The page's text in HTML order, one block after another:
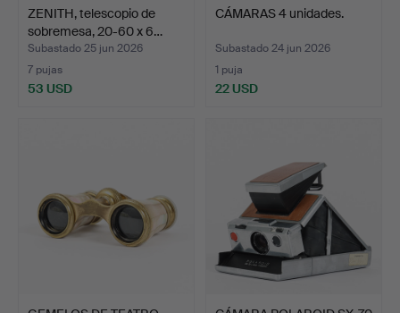
ZENITH, telescopio de
sobremesa, 20-60 x 6…
Subastado 25 jun 2026
7 pujas
53 USD
CÁMARAS 4 unidades.
Subastado 24 jun 2026
1 puja
22 USD